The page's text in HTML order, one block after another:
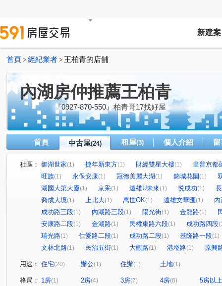
新建案
首頁 > 經紀業者 > 王柏青的店舖
內湖房仲推薦王柏青
『0927-870-550』柏青哥17找好屋
首頁 中古屋(24) 租屋(3) 個人介紹
社區： 御湖世家(1) 捷年新東方(1) 財經雙星大樓(1)
皇普京都
旺族(1) 永保安康(1) 冠德美麗大湖(1) 錦城花園(1)
湖國大第大廈(1) 京采(1) 遠雄U未來(1) 悦成功(1)
喬成大境(1) 上北大(1) 萬世OK(1) 遠雄文華匯(1)
成功路三段(1) 內湖路三段(1) 陽光街(1) 金龍路(1)
安康路二段(1) 金湖路(1) 民權東路六段(1) 成功路四段
瑞光路(1) 仁愛路二段(1) 成功路二段(1) 基隆路一段(1)
文林北路(1) 民治五街(1) 大觀路(1) 港墘路(1) 原興
用途： 住宅(20) 辦公(1) 住辦(1) 土地(1)
格局： 1房(1) 2房(4) 3房(7) 4房(6) 5房以上